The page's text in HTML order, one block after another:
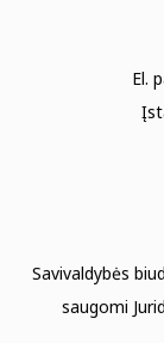
El.
Savivaldybės
saugomi